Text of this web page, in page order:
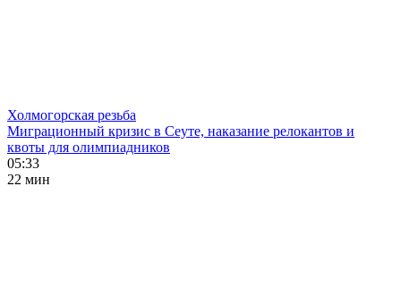
Холмогорская резьба
Миграционный кризис в Сеуте, наказание релокантов и
квоты для олимпиадников
05:33
22 мин